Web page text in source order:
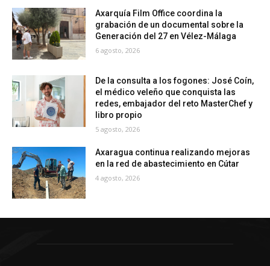
Axarquía Film Office coordina la
grabación de un documental sobre la
Generación del 27 en Vélez-Málaga
6 agosto, 2026
De la consulta a los fogones: José Coín,
el médico veleño que conquista las
redes, embajador del reto MasterChef y
libro propio
5 agosto, 2026
Axaragua continua realizando mejoras
en la red de abastecimiento en Cútar
4 agosto, 2026